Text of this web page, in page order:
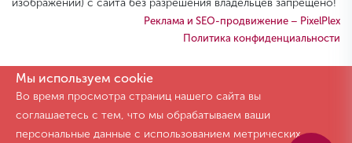
изображений) с сайта без разрешения владельцев запрещено!
Реклама и SEO-продвижение – PixelPlex
Политика конфиденциальности
Мы используем cookie
Во время просмотра страниц нашего сайта вы
соглашаетесь с тем, что мы обрабатываем ваши
персональные данные с использованием метрических